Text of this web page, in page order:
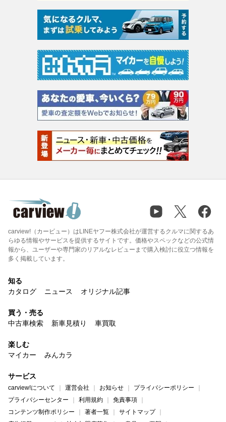
carview!（カービュー）はLINEヤフー株式会社が運営するクルマに関するあ
らゆる情報やサービスを提供するサイトです。価格やスペックなどの公式情
報から、ユーザーや専門家のリアルなレビューまで購入検討に役立つ情報を
多く掲載しています。
知る
カタログ
ニュース オリジナル記事
買う・売る
中古車検索
新車見積り 車買取
楽しむ
マイカー
みんカラ
サービス
carview!について 運営会社 お知らせ
プライバシーポリシー
プライバシーセンター
利用規約
免責事項
コンテンツ制作ポリシー
著者一覧
サイトマップ